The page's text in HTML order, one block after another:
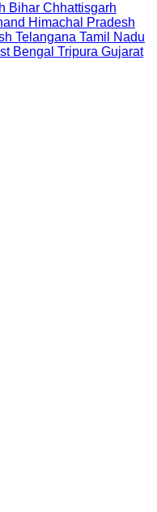
Bihar Chhattisgarh
Himachal Pradesh
Telangana Tamil Nadu
Bengal Tripura Gujarat